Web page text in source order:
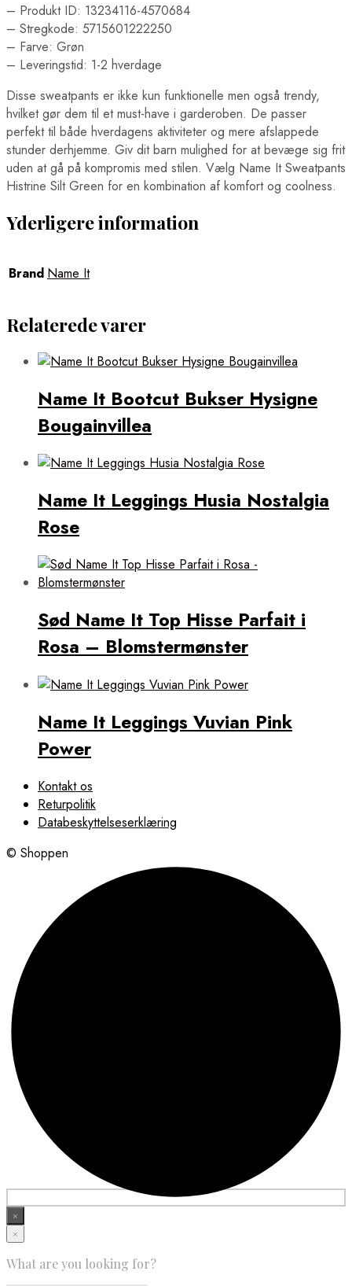
– Produkt ID: 13234116-4570684
– Stregkode: 5715601222250
– Farve: Grøn
– Leveringstid: 1-2 hverdage
Disse sweatpants er ikke kun funktionelle men også trendy,
hvilket gør dem til et must-have i garderoben. De passer
perfekt til både hverdagens aktiviteter og mere afslappede
stunder derhjemme. Giv dit barn mulighed for at bevæge sig frit
uden at gå på kompromis med stilen. Vælg Name It Sweatpants
Histrine Silt Green for en kombination af komfort og coolness.
Yderligere information
Brand Name It
Relaterede varer
Name It Bootcut Bukser Hysigne
Bougainvillea
Name It Leggings Husia Nostalgia
Rose
Sød Name It Top Hisse Parfait i
Rosa – Blomstermønster
Name It Leggings Vuvian Pink
Power
Kontakt os
Returpolitik
Databeskyttelseserklæring
© Shoppen
×
×
What are you looking for?